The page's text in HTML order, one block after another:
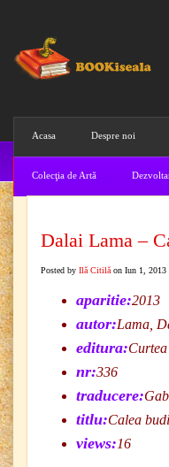
Acasa Despre noi
Colecţia de Artă
Dalai Lama –
Posted by Ilă Citilă on Iun 1, 2013
aparitie:2013
autor:Lama,
editura:Curtea
nr:336
traducere:
titlu:Calea
views:16